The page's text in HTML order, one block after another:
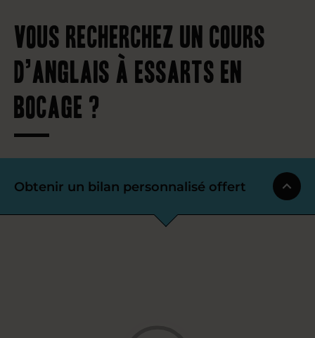
Vous recherchez un cours
d’anglais à Essarts en
Bocage ?
Obtenir un bilan personnalisé offert